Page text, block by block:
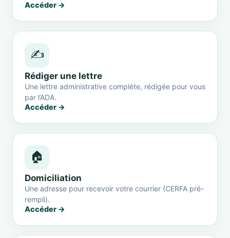
Accéder →
✍️
Rédiger une lettre
Une lettre administrative complète, rédigée pour vous
par l’ADA.
Accéder →
🏠
Domiciliation
Une adresse pour recevoir votre courrier (CERFA pré-
rempli).
Accéder →